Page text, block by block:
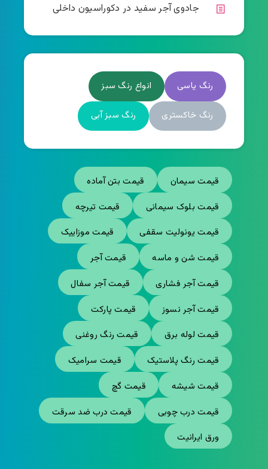
جادوی آجر سفید در دکوراسیون داخلی
رنگ یاسی انواع رنگ سبز
رنگ خاکستری رنگ سبز آبی
قیمت سیمان
قیمت بتن آماده
قیمت بلوک سیمانی
قیمت تیرچه
قیمت یونولیت سقفی
قیمت موزاییک
قیمت شن و ماسه
قیمت آجر
قیمت آجر فشاری
قیمت آجر سفال
قیمت آجر نسوز
قیمت پارکت
قیمت لوله برق
قیمت رنگ روغنی
قیمت رنگ پلاستیک
قیمت سرامیک
قیمت شیشه
قیمت گچ
قیمت درب چوبی
قیمت درب ضد سرقت
ورق ایرانیت